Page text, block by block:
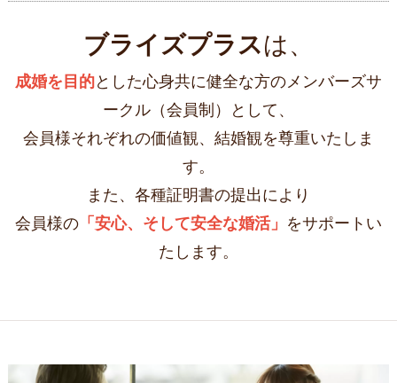
ブライズプラスは、
成婚を目的とした心身共に健全な方のメンバーズサ
ークル（会員制）として、
会員様それぞれの価値観、結婚観を尊重いたしま
す。
また、各種証明書の提出により
会員様の 「安心、そして安全な婚活」 をサポートい
たします。